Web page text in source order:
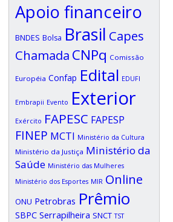
Apoio financeiro
BNDES Bolsa Brasil Capes
Chamada CNPq Comissão
Européia Confap Edital EDUFI
Embrapii Evento Exterior
Exército FAPESC FAPESP
FINEP MCTI Ministério da Cultura
Ministério da Justiça Ministério da
Saúde Ministério das Mulheres
Ministério dos Esportes MIR Online
ONU Petrobras Prêmio
SBPC Serrapilheira SNCT TST